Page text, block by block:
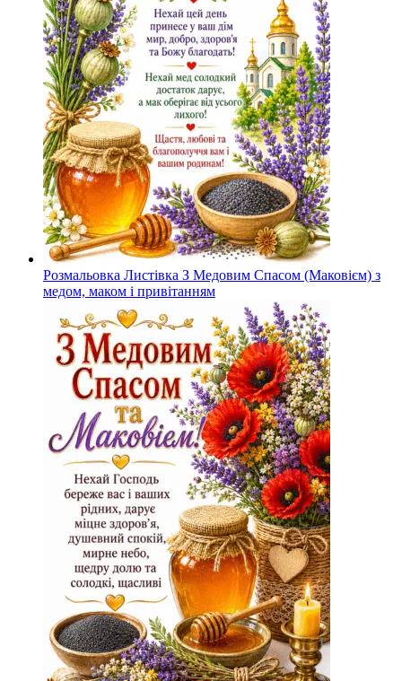
Розмальовка Листівка З Медовим Спасом (Маковієм) з
медом, маком і привітанням